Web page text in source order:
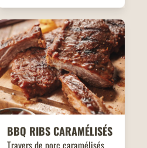
BBQ RIBSCARAMÉLISÉS